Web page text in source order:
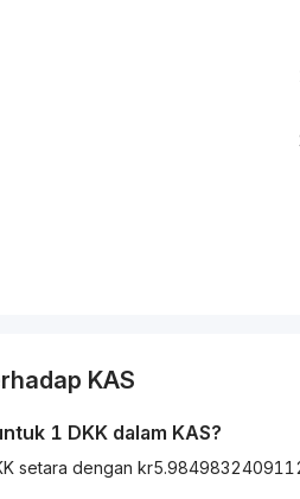
KAS
1 DKK dalam KAS?
setara dengan